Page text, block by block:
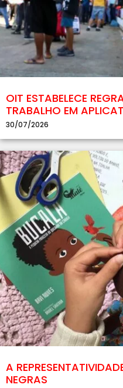
OIT ESTABELECE
TRABALHO EM
30/07/2026
A
NEGRAS